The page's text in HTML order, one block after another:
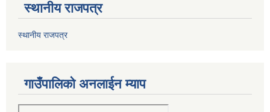
स्थानीय राजपत्र
स्थानीय राजपत्र
गाउँपालिको अनलाईन म्याप